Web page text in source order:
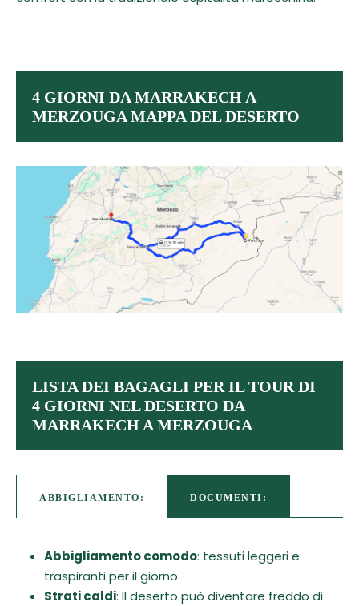
4 GIORNI DA MARRAKECH A
MERZOUGA MAPPA DEL DESERTO
LISTA DEI BAGAGLI PER IL TOUR DI
4 GIORNI NEL DESERTO DA
MARRAKECH A MERZOUGA
ABBIGLIAMENTO: DOCUMENTI:
Abbigliamento comodo: tessuti leggeri e
traspiranti per il giorno.
Strati caldi: Il deserto può diventare freddo di